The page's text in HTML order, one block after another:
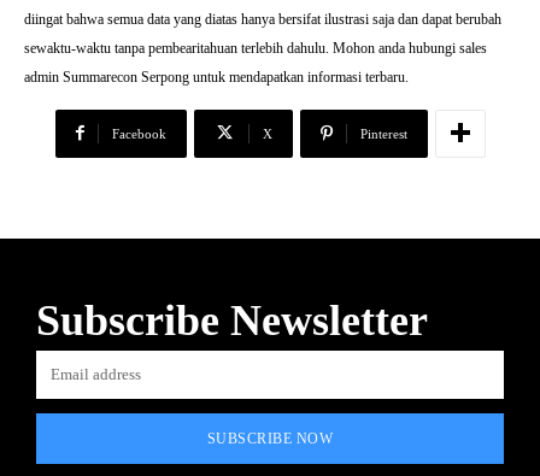
diingat bahwa semua data yang diatas hanya bersifat ilustrasi saja dan dapat berubah
sewaktu-waktu tanpa pembearitahuan terlebih dahulu. Mohon anda hubungi sales
admin Summarecon Serpong untuk mendapatkan informasi terbaru.
Facebook X Pinterest
Subscribe Newsletter
SUBSCRIBE NOW